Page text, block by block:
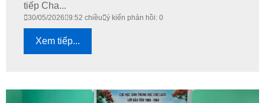
tiếp Cha...
30/05/2026 9:52 chiều ý kiến phản hồi: 0
Xem tiếp...